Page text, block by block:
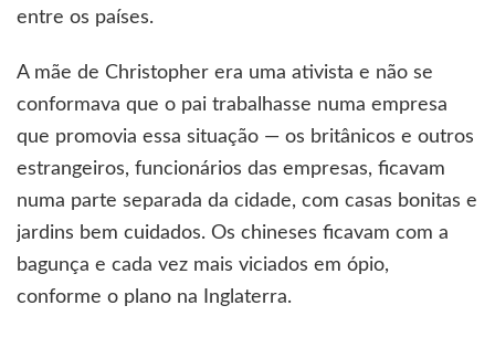
entre os países.
A mãe de Christopher era uma ativista e não se
conformava que o pai trabalhasse numa empresa
que promovia essa situação — os britânicos e outros
estrangeiros, funcionários das empresas, ficavam
numa parte separada da cidade, com casas bonitas e
jardins bem cuidados. Os chineses ficavam com a
bagunça e cada vez mais viciados em ópio,
conforme o plano na Inglaterra.